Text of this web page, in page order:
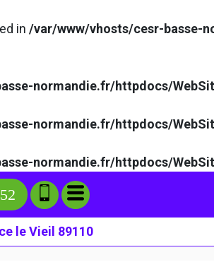
in /var/www/vhosts/cesr-basse-
normandie.fr/httpdocs/
normandie.fr/httpdocs/
normandie.fr/httpdocs/
le Vieil 89110